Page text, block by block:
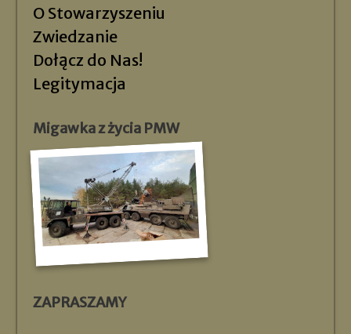
O Stowarzyszeniu
Zwiedzanie
Dołącz do Nas!
Legitymacja
Migawka z życia PMW
ZAPRASZAMY